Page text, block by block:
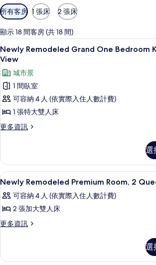
可
用
的
客
房
篩
選
條
件
所有客房 1 張床 2 張床
顯示 18 間客房 (共 18 間)
顯
示
Newly
Remodeled
Grand
One
Bedroom
King
View
的
所
有
相
片
Newly
6
Newly Remodeled Grand One Bedroom
View
城市景
1 間臥室
可容納 4 人 (依實際入住人數計費)
1 張特大雙人床
更多資訊
更
Grand
One
Bedroom
Suite
City
的
選
顯
示
Newly
Remodeled
Premium
Queen
埃及棉床單、
5
Newly Remodeled Premium Room, 2
可容納 4 人 (依實際入住人數計費)
2 張加大雙人床
更多資訊
更
Premium
選